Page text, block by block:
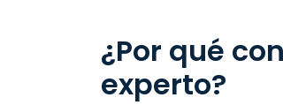
¿Por qué
experto?